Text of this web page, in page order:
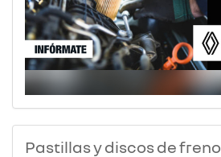
Pastillas y discos de freno